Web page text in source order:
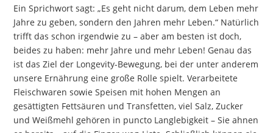
Ein Sprichwort sagt: „Es geht nicht darum, dem Leben mehr
Jahre zu geben, sondern den Jahren mehr Leben.“ Natürlich
trifft das schon irgendwie zu – aber am besten ist doch,
beides zu haben: mehr Jahre und mehr Leben! Genau das
ist das Ziel der Longevity-Bewegung, bei der unter anderem
unsere Ernährung eine große Rolle spielt. Verarbeitete
Fleischwaren sowie Speisen mit hohen Mengen an
gesättigten Fettsäuren und Transfetten, viel Salz, Zucker
und Weißmehl gehören in puncto Langlebigkeit – Sie ahnen